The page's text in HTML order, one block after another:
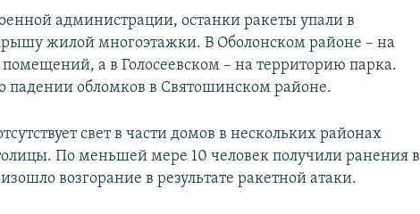
администрации, останки ракеты упали в
жилой многоэтажки. В Оболонском районе – на
а в Голосеевском – на территорию парка.
падении обломков в Святошинском районе.
свет в части домов в нескольких районах
По меньшей мере 10 человек получили ранения в
возгорание в результате ракетной атаки.